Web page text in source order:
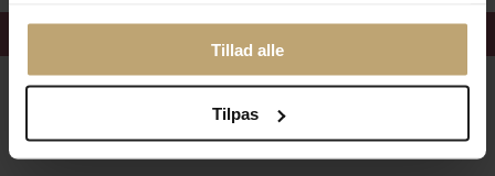
Tillad alle
Tilpas
Følg med i vores nyhedsbrev
Læs mere her